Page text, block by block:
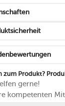
zum Produkt?
gerne!
kompetenten